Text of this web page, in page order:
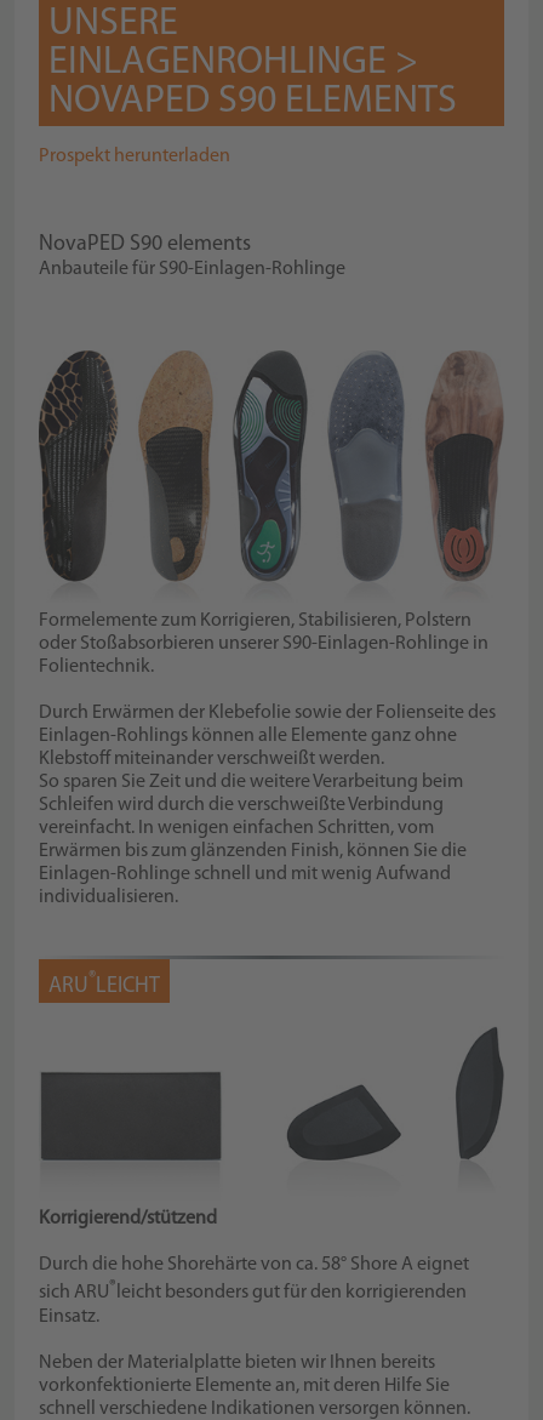
UNSERE
EINLAGENROHLINGE >
NOVAPED S90 ELEMENTS
Prospekt herunterladen
NovaPED S90 elements
Anbauteile für S90-Einlagen-Rohlinge
Formelemente zum Korrigieren, Stabilisieren, Polstern
oder Stoßabsorbieren unserer S90-Einlagen-Rohlinge in
Folientechnik.
Durch Erwärmen der Klebefolie sowie der Folienseite des
Einlagen-Rohlings können alle Elemente ganz ohne
Klebstoff miteinander verschweißt werden.
So sparen Sie Zeit und die weitere Verarbeitung beim
Schleifen wird durch die verschweißte Verbindung
vereinfacht. In wenigen einfachen Schritten, vom
Erwärmen bis zum glänzenden Finish, können Sie die
Einlagen-Rohlinge schnell und mit wenig Aufwand
individualisieren.
ARU®LEICHT
Korrigierend/stützend
Durch die hohe Shorehärte von ca. 58° Shore A eignet
sich ARU®leicht besonders gut für den korrigierenden
Einsatz.
Neben der Materialplatte bieten wir Ihnen bereits
vorkonfektionierte Elemente an, mit deren Hilfe Sie
schnell verschiedene Indikationen versorgen können.